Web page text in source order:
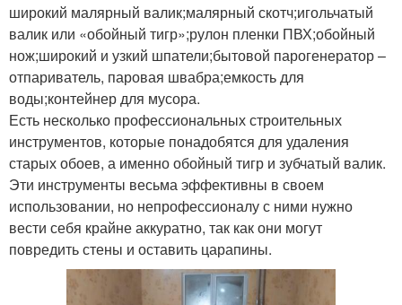
широкий малярный валик;малярный скотч;игольчатый
валик или «обойный тигр»;рулон пленки ПВХ;обойный
нож;широкий и узкий шпатели;бытовой парогенератор –
отпариватель, паровая швабра;емкость для
воды;контейнер для мусора.
Есть несколько профессиональных строительных
инструментов, которые понадобятся для удаления
старых обоев, а именно обойный тигр и зубчатый валик.
Эти инструменты весьма эффективны в своем
использовании, но непрофессионалу с ними нужно
вести себя крайне аккуратно, так как они могут
повредить стены и оставить царапины.